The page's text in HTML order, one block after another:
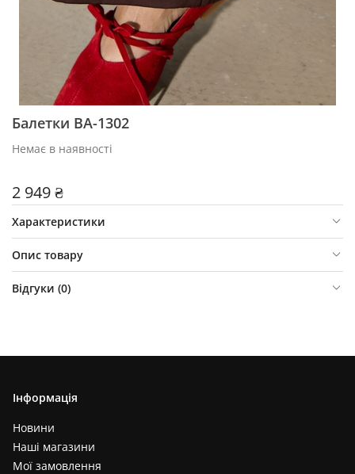
Балетки BA-1302
Немає в наявності
2 949 ₴
Характеристики
Опис товару
Відгуки (0)
Інформація
Новини
Наші магазини
Мої замовлення